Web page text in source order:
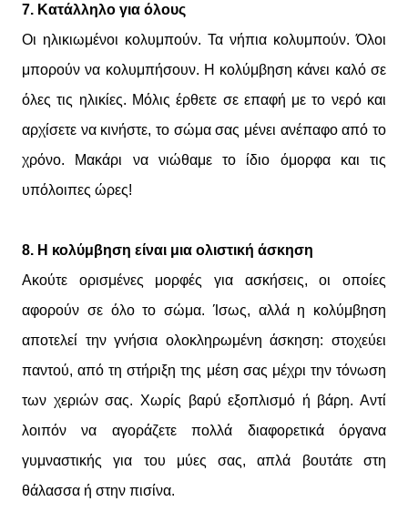
7. Κατάλληλο για όλους
Οι ηλικιωμένοι κολυμπούν. Τα νήπια κολυμπούν. Όλοι
μπορούν να κολυμπήσουν. Η κολύμβηση κάνει καλό σε
όλες τις ηλικίες. Μόλις έρθετε σε επαφή με το νερό και
αρχίσετε να κινήστε, το σώμα σας μένει ανέπαφο από το
χρόνο. Μακάρι να νιώθαμε το ίδιο όμορφα και τις
υπόλοιπες ώρες!
8. Η κολύμβηση είναι μια ολιστική άσκηση
Ακούτε ορισμένες μορφές για ασκήσεις, οι οποίες
αφορούν σε όλο το σώμα. Ίσως, αλλά η κολύμβηση
αποτελεί την γνήσια ολοκληρωμένη άσκηση: στοχεύει
παντού, από τη στήριξη της μέση σας μέχρι την τόνωση
των χεριών σας. Χωρίς βαρύ εξοπλισμό ή βάρη. Αντί
λοιπόν να αγοράζετε πολλά διαφορετικά όργανα
γυμναστικής για του μύες σας, απλά βουτάτε στη
θάλασσα ή στην πισίνα.